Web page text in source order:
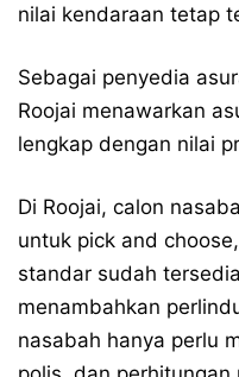
nilai kendaraan tetap
Sebagai penyedia
Roojai menawarkan
lengkap dengan nilai
Di Roojai, calon
untuk pick and
standar sudah
menambahkan
nasabah hanya perlu